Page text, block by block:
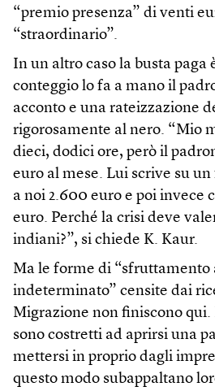
“premio presenza” di venti
“straordinario”.
In un altro caso la busta paga
conteggio lo fa a mano il
acconto e una rateizzazione
rigorosamente al nero. “Mio
dieci, dodici ore, però il
euro al mese. Lui scrive su
a noi 2.600 euro e poi invece
euro. Perché la crisi deve
indiani?”, si chiede K. Kaur.
Ma le forme di “sfruttamento
indeterminato” censite dai
Migrazione non finiscono
sono costretti ad aprirsi una
mettersi in proprio dagli
questo modo subappaltano